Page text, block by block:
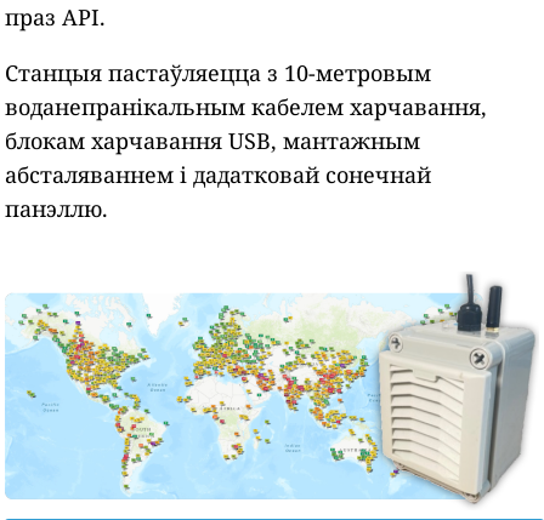
праз API.
Станцыя пастаўляецца з 10-метровым
воданепранікальным кабелем харчавання,
блокам харчавання USB, мантажным
абсталяваннем і дадатковай сонечнай
панэллю.